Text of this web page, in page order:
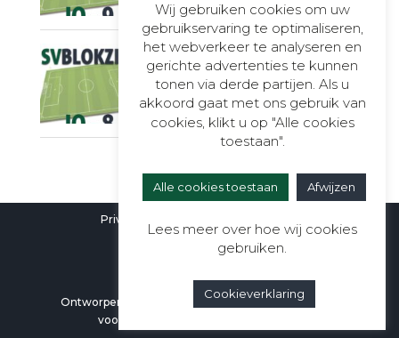
Een warme succesvolle dag!!
14 JUNI 2025
Privacyverklaring
Ontworpen door Berali Webdesign | Alle rechten
voorbehouden aan SV Blokzijl ©2026
Wij gebruiken cookies om uw
gebruikservaring te optimaliseren,
het webverkeer te analyseren en
gerichte advertenties te kunnen
tonen via derde partijen. Als u
akkoord gaat met ons gebruik van
cookies, klikt u op "Alle cookies
toestaan".
Alle cookies toestaan Afwijzen
Lees meer over hoe wij cookies
gebruiken.
Cookieverklaring